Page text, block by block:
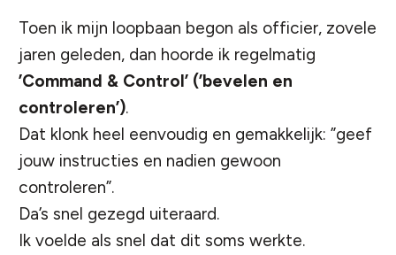
Toen ik mijn loopbaan begon als officier, zovele
jaren geleden, dan hoorde ik regelmatig
’Command & Control’ (’bevelen en
controleren’).
Dat klonk heel eenvoudig en gemakkelijk: ”geef
jouw instructies en nadien gewoon
controleren”.
Da’s snel gezegd uiteraard.
Ik voelde als snel dat dit soms werkte.